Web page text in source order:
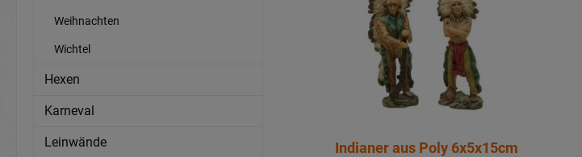
Weihnachten
Wichtel
Hexen
Karneval
Leinwände Indianer aus Poly 6x5x15cm